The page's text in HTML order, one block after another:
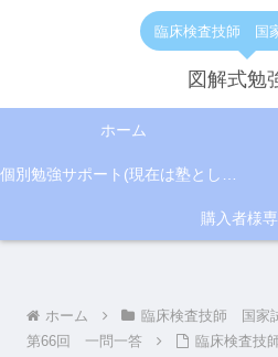
臨床検査技師 国
図解式勉
ホーム
購入者様
ホーム
臨床検査技師 国家
第66回 一問一答
臨床検査